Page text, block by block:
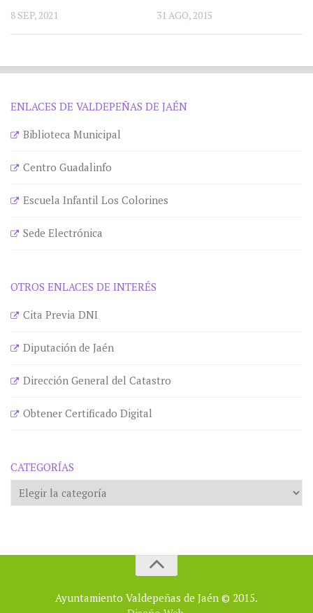
8 SEP, 2021 31 AGO, 2015
ENLACES DE VALDEPEÑAS DE JAÉN
Biblioteca Municipal
Centro Guadalinfo
Escuela Infantil Los Colorines
Sede Electrónica
OTROS ENLACES DE INTERÉS
Cita Previa DNI
Diputación de Jaén
Dirección General del Catastro
Obtener Certificado Digital
CATEGORÍAS
Categorías
Ayuntamiento Valdepeñas de Jaén © 2015.